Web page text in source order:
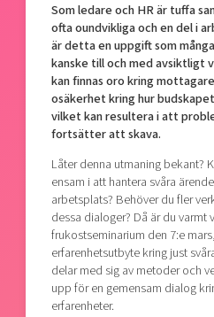
Som ledare och HR är tuffa
ofta oundvikliga och en del i
är detta en uppgift som
kanske till och med avsiktligt
kan finnas oro kring
osäkerhet kring hur
vilket kan resultera i att
fortsätter att skava.
Låter denna utmaning bekant?
ensam i att hantera svåra
arbetsplats? Behöver du fler
dessa dialoger? Då är du varmt
frukostseminarium den 7:e
erfarenhetsutbyte kring just
delar med sig av metoder och
upp för en gemensam dialog
erfarenheter.